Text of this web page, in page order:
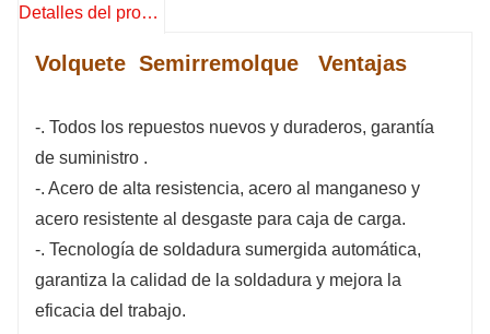
Tiempo de envío: 20-25 días laborables
Detalles del producto
Volquete Semirremolque Ventajas
-. Todos los repuestos nuevos y duraderos, garantía
de suministro .
-. Acero de alta resistencia, acero al manganeso y
acero resistente al desgaste para caja de carga.
-. Tecnología de soldadura sumergida automática,
garantiza la calidad de la soldadura y mejora la
eficacia del trabajo.